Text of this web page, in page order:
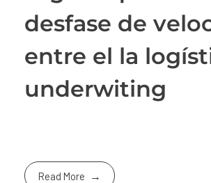
desfase de
entre el la
underwiting
Read More